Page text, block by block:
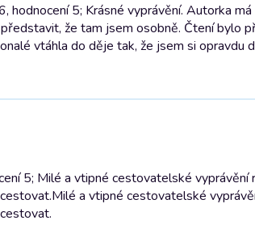
hodnocení 5; Krásné vyprávění. Autorka
že tam jsem osobně. Čtení bylo
vtáhla do děje tak, že jsem si opravdu
5; Milé a vtipné cestovatelské vyprávění
Milé a vtipné cestovatelské